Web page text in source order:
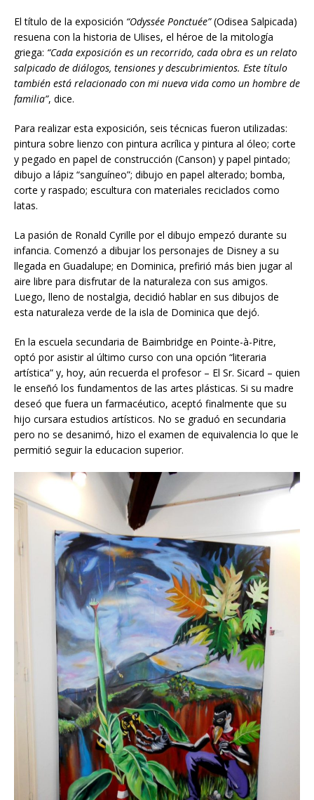
El título de la exposición “Odyssée Ponctuée”(Odisea Salpicada)
resuena con la historia de Ulises, el héroe de la mitología
griega: “Cada exposición es un recorrido, cada obra es un relato
salpicado de diálogos, tensiones y descubrimientos. Este título
también está relacionado con mi nueva vida como un hombre de
familia”, dice.
Para realizar esta exposición, seis técnicas fueron utilizadas:
pintura sobre lienzo con pintura acrílica y pintura al óleo; corte
y pegado en papel de construcción (Canson) y papel pintado;
dibujo a lápiz “sanguíneo”; dibujo en papel alterado; bomba,
corte y raspado; escultura con materiales reciclados como
latas.
La pasión de Ronald Cyrille por el dibujo empezó durante su
infancia. Comenzó a dibujar los personajes de Disney a su
llegada en Guadalupe; en Dominica, prefirió más bien jugar al
aire libre para disfrutar de la naturaleza con sus amigos.
Luego, lleno de nostalgia, decidió hablar en sus dibujos de
esta naturaleza verde de la isla de Dominica que dejó.
En la escuela secundaria de Baimbridge en Pointe-à-Pitre,
optó por asistir al último curso con una opción “literaria
artística” y, hoy, aún recuerda el profesor – El Sr. Sicard – quien
le enseñó los fundamentos de las artes plásticas. Si su madre
deseó que fuera un farmacéutico, aceptó finalmente que su
hijo cursara estudios artísticos. No se graduó en secundaria
pero no se desanimó, hizo el examen de equivalencia lo que le
permitió seguir la educacion superior.